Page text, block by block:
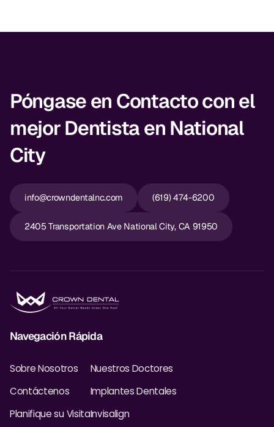
Póngase en Contacto con el
mejor Dentista en National
City
info@crowndentalnc.com (619) 474-6200
2405 Transportation Ave National City, CA 91950
Navegación Rápida
Sobre Nosotros
Contáctenos
Planifique su Visita
Nuestros Doctores
Implantes Dentales
Invisalign